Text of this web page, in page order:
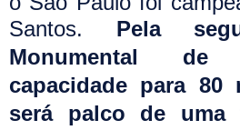
Santos. Pela
Monumental
capacidade para 80
será palco de uma